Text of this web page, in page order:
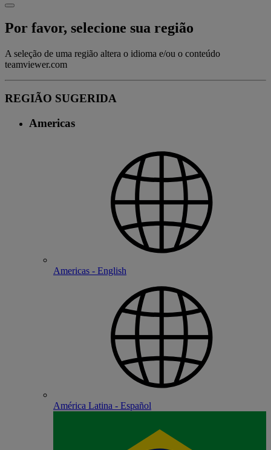
Por favor, selecione sua região
A seleção de uma região altera o idioma e/ou o conteúdo
teamviewer.com
REGIÃO SUGERIDA
Americas
Americas - English
América Latina - Español